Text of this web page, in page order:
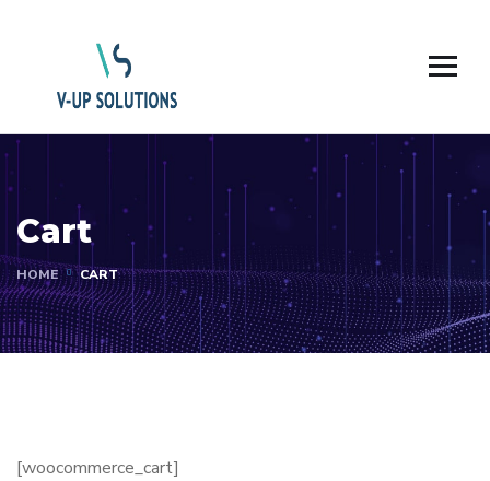
Cart
HOME CART
[woocommerce_cart]